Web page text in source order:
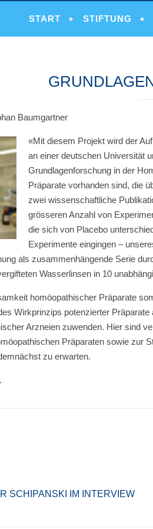
START STIFTUNG
Baumgartner
«Mit diesem Projekt wird der
an einer deutschen Universität
Grundlagenforschung in der
Präparate vorhanden sind, die
zwei wissenschaftliche
grösseren Anzahl von
die sich von Placebo
Experimente eingingen –
als zusammenhängende Serie
Wasserlinsen in 10
homöopathischer Präparate
Wirkprinzips potenzierter
Arzneien zuwenden. Hier sind
Präparaten sowie zur
zu erwarten.
SCHIPANSKI IM INTERVIEW